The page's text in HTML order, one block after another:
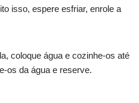
isso, espere esfriar, enrole a
coloque água e cozinhe-os até
os da água e reserve.